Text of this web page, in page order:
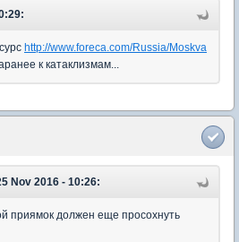
http://www.foreca.com/Russia/Moskva
к катаклизмам...
2016 - 10:26:
приямок должен еще просохнуть